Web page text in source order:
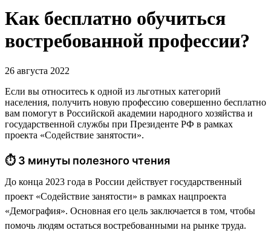
Как бесплатно обучиться
востребованной профессии?
26 августа 2022
Если вы относитесь к одной из льготных категорий
населения, получить новую профессию совершенно бесплатно
вам помогут в Российской академии народного хозяйства и
государственной службы при Президенте РФ в рамках
проекта «Содействие занятости».
⏱ 3 минуты полезного чтения
До конца 2023 года в России действует государственный
проект «Содействие занятости» в рамках нацпроекта
«Демография». Основная его цель заключается в том, чтобы
помочь людям остаться востребованными на рынке труда.